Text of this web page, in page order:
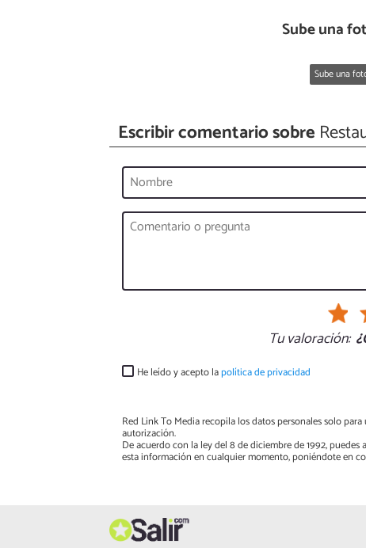
Sube una
Sube una
Escribir comentario sobre
Tu valoración:
He leído y acepto lapolítica de privacidad
Red Link To Media recopila los datos personales solo
autorización.
De acuerdo con la ley del 8 de diciembre de 1992,
esta información en cualquier momento, poniéndote en